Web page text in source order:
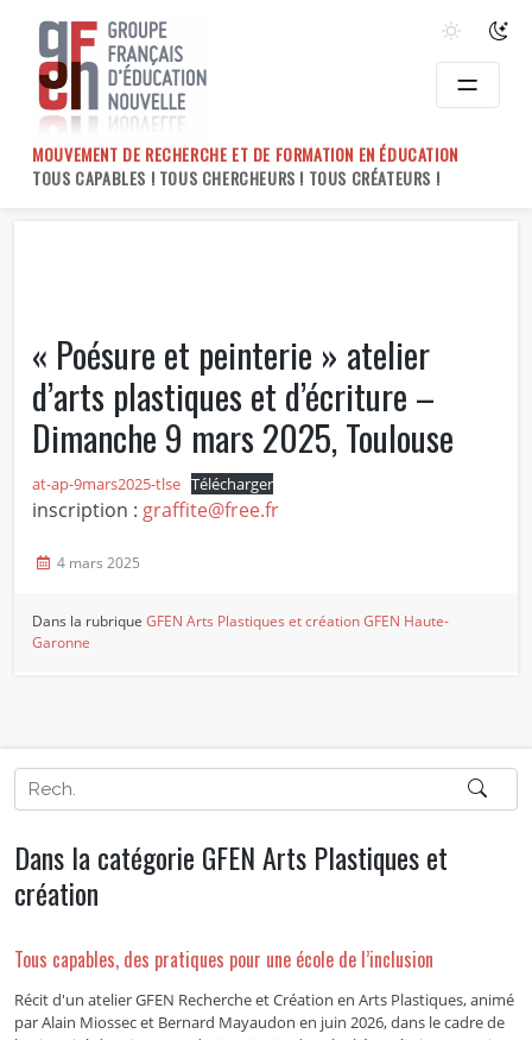
content
MOUVEMENT DE RECHERCHE ET DE FORMATION EN ÉDUCATION
TOUS CAPABLES ! TOUS CHERCHEURS ! TOUS CRÉATEURS !
« Poésure et peinterie » atelier
d’arts plastiques et d’écriture –
Dimanche 9 mars 2025, Toulouse
at-ap-9mars2025-tlse Télécharger
inscription : graffite@free.fr
4 mars 2025
Dans la rubriqueGFEN Arts Plastiques et créationGFEN Haute-
Garonne
Dans la catégorie GFEN Arts Plastiques et
création
Tous capables, des pratiques pour une école de l’inclusion
Récit d'un atelier GFEN Recherche et Création en Arts Plastiques, animé
par Alain Miossec et Bernard Mayaudon en juin 2026, dans le cadre de